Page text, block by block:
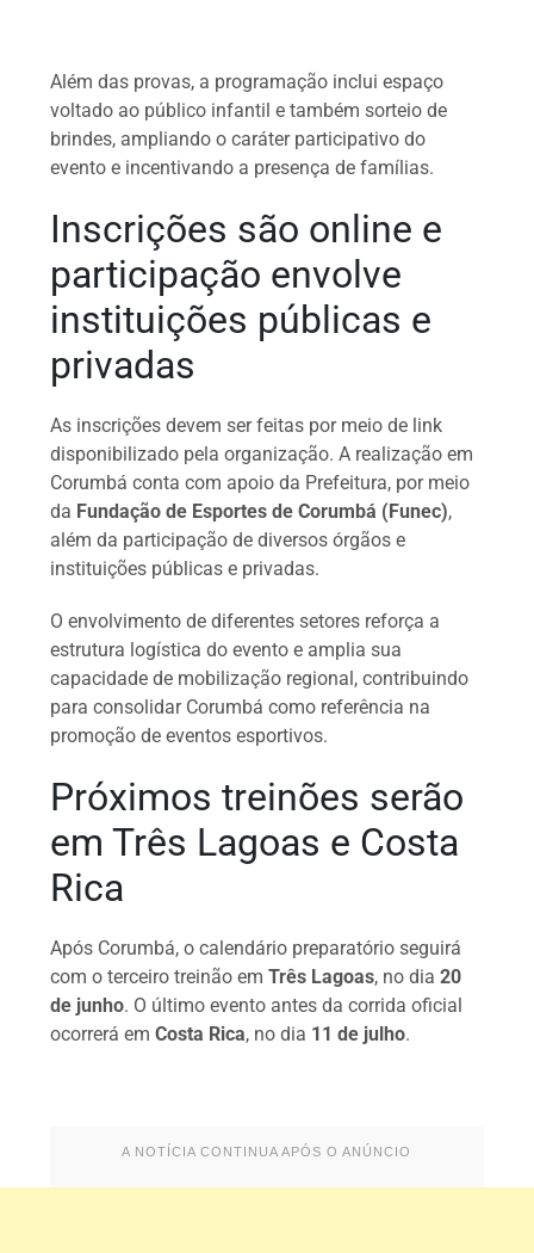
Além das provas, a programação inclui espaço
voltado ao público infantil e também sorteio de
brindes, ampliando o caráter participativo do
evento e incentivando a presença de famílias.
Inscrições são online e
participação envolve
instituições públicas e
privadas
As inscrições devem ser feitas por meio de link
disponibilizado pela organização. A realização em
Corumbá conta com apoio da Prefeitura, por meio
da Fundação de Esportes de Corumbá (Funec),
além da participação de diversos órgãos e
instituições públicas e privadas.
O envolvimento de diferentes setores reforça a
estrutura logística do evento e amplia sua
capacidade de mobilização regional, contribuindo
para consolidar Corumbá como referência na
promoção de eventos esportivos.
Próximos treinões serão
em Três Lagoas e Costa
Rica
Após Corumbá, o calendário preparatório seguirá
com o terceiro treinão emTrês Lagoas, no dia20
de junho. O último evento antes da corrida oficial
ocorrerá emCosta Rica, no dia 11 de julho.
A NOTÍCIA CONTINUA APÓS O ANÚNCIO